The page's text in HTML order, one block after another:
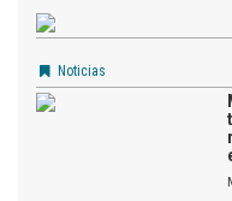
Noticias